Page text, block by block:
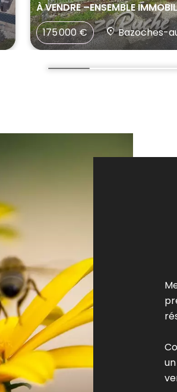
À VENDRE –ENSEMBLE
175 000 €
Bazoches-